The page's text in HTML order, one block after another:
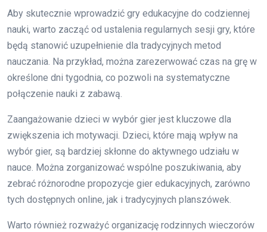
Aby skutecznie wprowadzić gry edukacyjne do codziennej
nauki, warto zacząć od ustalenia regularnych sesji gry, które
będą stanowić uzupełnienie dla tradycyjnych metod
nauczania. Na przykład, można zarezerwować czas na grę w
określone dni tygodnia, co pozwoli na systematyczne
połączenie nauki z zabawą.
Zaangażowanie dzieci w wybór gier jest kluczowe dla
zwiększenia ich motywacji. Dzieci, które mają wpływ na
wybór gier, są bardziej skłonne do aktywnego udziału w
nauce. Można zorganizować wspólne poszukiwania, aby
zebrać różnorodne propozycje gier edukacyjnych, zarówno
tych dostępnych online, jak i tradycyjnych planszówek.
Warto również rozważyć organizację rodzinnych wieczorów